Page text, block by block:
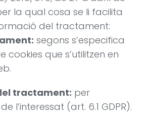
la qual cosa se li facilita
del tractament:
segons s’especifica
cookies que s’utilitzen en
tractament: per
l’interessat (art. 6.1 GDPR).